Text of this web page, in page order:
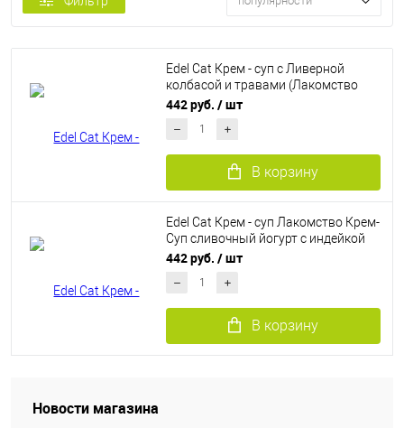
Edel Cat Крем - суп с Ливерной
колбасой и травами (Лакомство
для взрослых кошек), 5шт х
442 руб. / шт
В корзину
Edel Cat Крем - суп Лакомство Крем-
Суп сливочный йогурт с индейкой
1*5
442 руб. / шт
В корзину
Новости магазина